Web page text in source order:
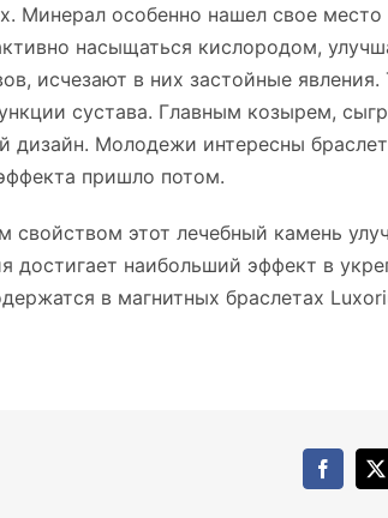
Минерал особенно нашел свое место
насыщаться кислородом,
исчезают в них застойные явления.
сустава. Главным козырем,
дизайн. Молодежи интересны
пришло потом.
свойством этот лечебный камень
достигает наибольший эффект в
в магнитных браслетах